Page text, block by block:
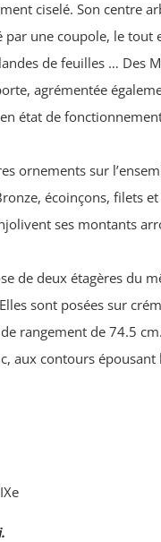
ciselé. Son centre
une coupole, le tout
de feuilles … Des
agrémentée
état de
ornements sur
écoinçons, filets
ses montants
de deux étagères du
sont posées sur
rangement de 74.5 cm.
aux contours épousant